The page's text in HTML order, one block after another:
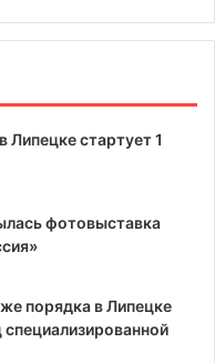
Липецке стартует 1
фотовыставка
порядка в Липецке